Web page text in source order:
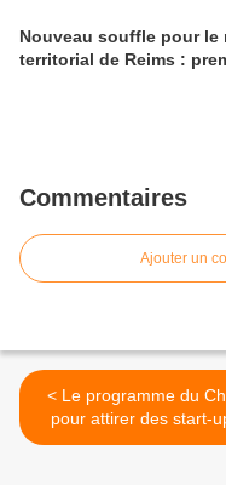
Nouveau souffle pour le
territorial de Reims :
Commentaires
Ajouter un
< Le programme du Chili
pour attirer des start-